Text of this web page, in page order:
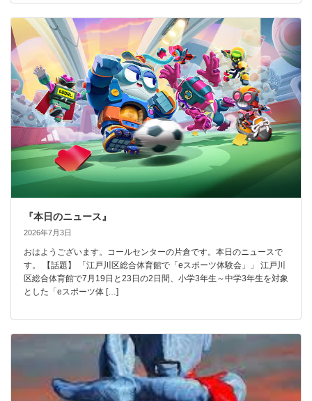
『本日のニュース』
2026年7月3日
おはようございます。コールセンターの片倉です。本日のニュースで
す。 【話題】 「江戸川区総合体育館で「eスポーツ体験会」」 江戸川
区総合体育館で7月19日と23日の2日間、小学3年生～中学3年生を対象
とした「eスポーツ体 […]